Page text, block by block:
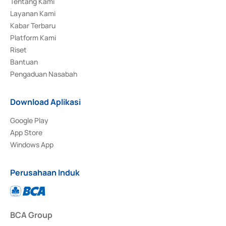
Layanan Kami
Kabar Terbaru
Platform Kami
Riset
Bantuan
Pengaduan Nasabah
Download Aplikasi
Google Play
App Store
Windows App
Perusahaan Induk
BCA Group